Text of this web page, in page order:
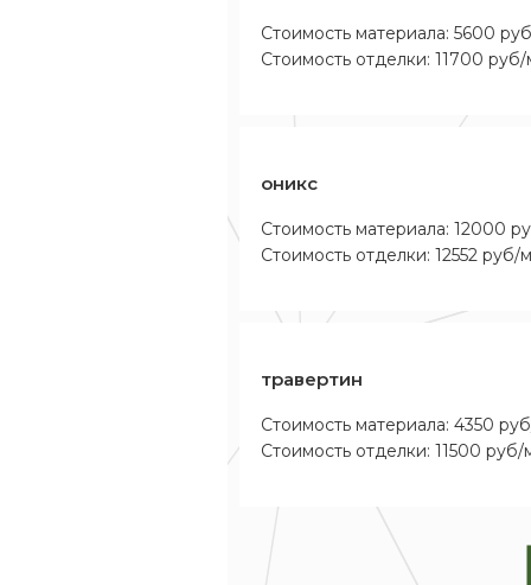
Стоимость материала: 5600
Стоимость отделки: 11700
оникс
Стоимость материала: 12000
Стоимость отделки: 12552 руб/
травертин
Стоимость материала: 4350
Стоимость отделки: 11500 руб/